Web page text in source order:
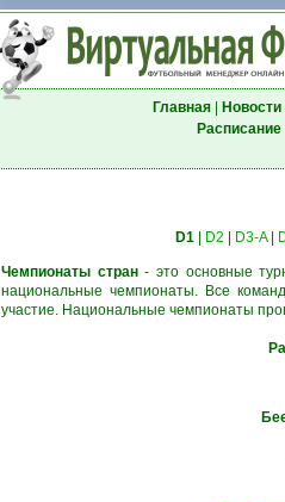
Главная| Новости|
Расписание|
D1 D2 D3-A|
Чемпионаты стран- это основные
национальные чемпионаты. Все
участие. Национальные чемпионаты